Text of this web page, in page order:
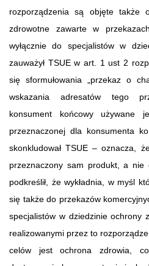
rozporządzenia są objęte także
zdrowotne zawarte w
wyłącznie do specjalistów w
zauważył TSUE w art. 1 ust 2
się sformułowania „przekaz o
wskazania adresatów tego
konsument końcowy używane
przeznaczonej dla konsumenta
skonkludował TSUE – oznacza,
przeznaczony sam produkt, a nie
podkreślił, że wykładnia, w myśl
się także do przekazów
specjalistów w dziedzinie ochrony
realizowanymi przez to
celów jest ochrona zdrowia,